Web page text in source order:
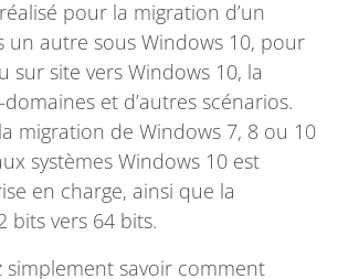
pour la migration d’un
un autre sous Windows 10, pour
sur site vers Windows 10, la
et d’autres scénarios.
migration de Windows 7, 8 ou 10
systèmes Windows 10 est
en charge, ainsi que la
bits vers 64 bits.
simplement savoir comment